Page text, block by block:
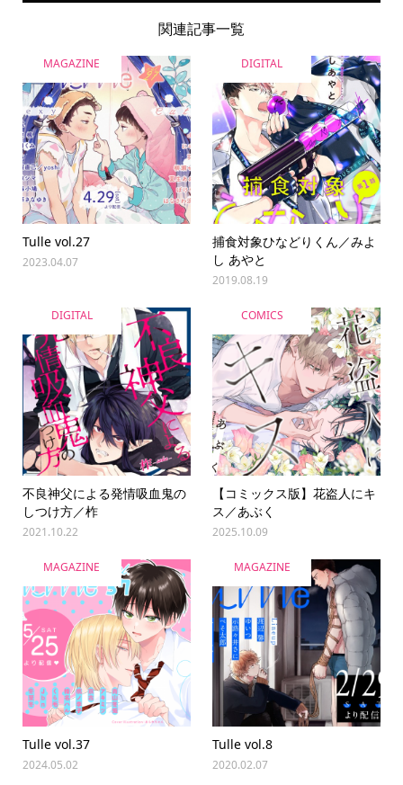
関連記事一覧
MAGAZINE
Tulle vol.27
2023.04.07
DIGITAL
捕食対象ひなどりくん／みよ
し あやと
2019.08.19
DIGITAL
不良神父による発情吸血鬼の
しつけ方／柞
2021.10.22
COMICS
【コミックス版】花盗人にキ
ス／あぶく
2025.10.09
MAGAZINE
Tulle vol.37
2024.05.02
MAGAZINE
Tulle vol.8
2020.02.07